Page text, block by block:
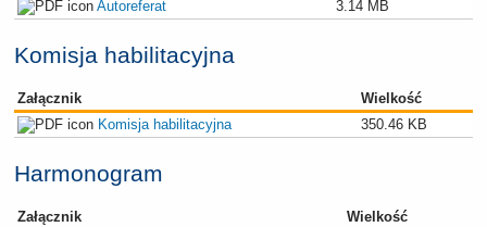
Autoreferat
3.14 MB
Komisja habilitacyjna
Załącznik
Wielkość
Komisja habilitacyjna
350.46 KB
Harmonogram
Załącznik
Wielkość